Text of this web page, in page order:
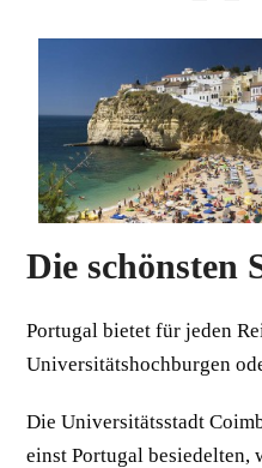
Die schönsten
Portugal bietet für jeden
Universitätshochburgen
Die Universitätsstadt
einst Portugal besiedelten,